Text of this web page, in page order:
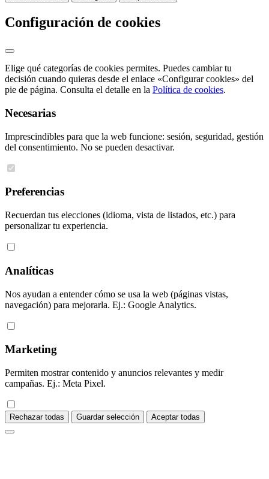
Configuración de cookies
Elige qué categorías de cookies permites. Puedes cambiar tu
decisión cuando quieras desde el enlace «Configurar cookies» del
pie de página. Consulta el detalle en la Política de cookies.
Necesarias
Imprescindibles para que la web funcione: sesión, seguridad, gestión
del consentimiento. No se pueden desactivar.
Preferencias
Recuerdan tus elecciones (idioma, vista de listados, etc.) para
personalizar tu experiencia.
Analíticas
Nos ayudan a entender cómo se usa la web (páginas vistas,
navegación) para mejorarla. Ej.: Google Analytics.
Marketing
Permiten mostrar contenido y anuncios relevantes y medir
campañas. Ej.: Meta Pixel.
Rechazar todas Guardar selección Aceptar todas